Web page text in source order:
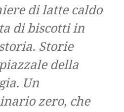
di latte caldo
di biscotti in
Storie
della
Un
zero, che